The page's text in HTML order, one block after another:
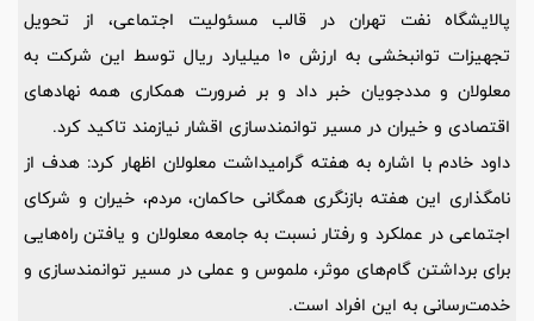
پالایشگاه نفت تهران در قالب مسئولیت اجتماعی، از تحویل
تجهیزات توانبخشی به ارزش 10 میلیارد ریال توسط این شرکت به
معلولان و مددجویان خبر داد و بر ضرورت همکاری همه نهادهای
اقتصادی و خیران در مسیر توانمندسازی اقشار نیازمند تاکید کرد.
داود خادم با اشاره به هفته گرامیداشت معلولان اظهار کرد: هدف از
نامگذاری این هفته بازنگری همگانی حاکمان، مردم، خیران و شرکای
اجتماعی در عملکرد و رفتار نسبت به جامعه معلولان و یافتن راه‌هایی
برای برداشتن گام‌های موثر، ملموس و عملی در مسیر توانمندسازی و
خدمت‌رسانی به این افراد است.